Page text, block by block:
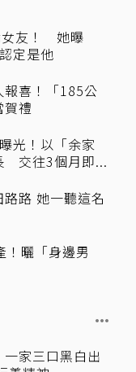
女友！ 她曝
定是他
報喜！「185公
禮
光！以「余家
交往3個月即...
路 她一聽這名
！曬「身邊男
家三口黑白出